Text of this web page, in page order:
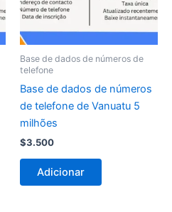
Base de dados de números de
telefone
Base de dados de números
de telefone de Vanuatu 5
milhões
$3.500
Adicionar